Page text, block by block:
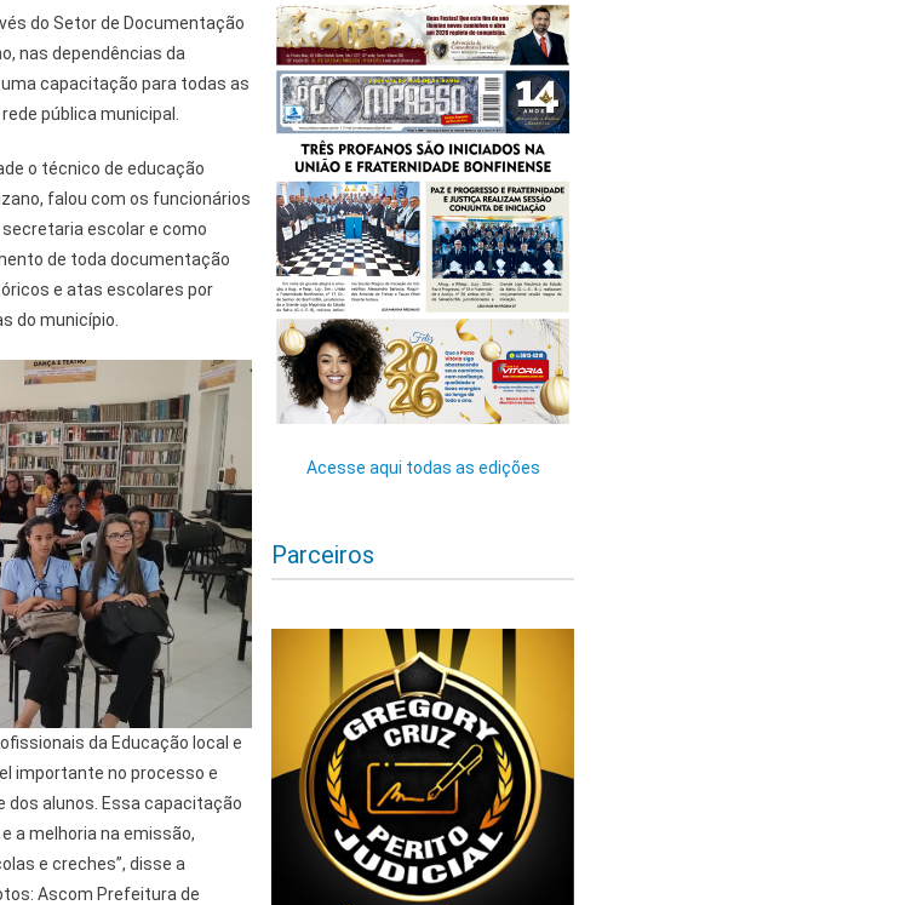
do Setor de Documentação
nas dependências da
capacitação para todas as
pública municipal.
o técnico de educação
falou com os funcionários
escolar e como
de toda documentação
e atas escolares por
do município.
da Educação local e
importante no processo e
dos alunos. Essa capacitação
a melhoria na emissão,
e creches”, disse a
Ascom Prefeitura de
Acesse aqui todas as edições
Parceiros